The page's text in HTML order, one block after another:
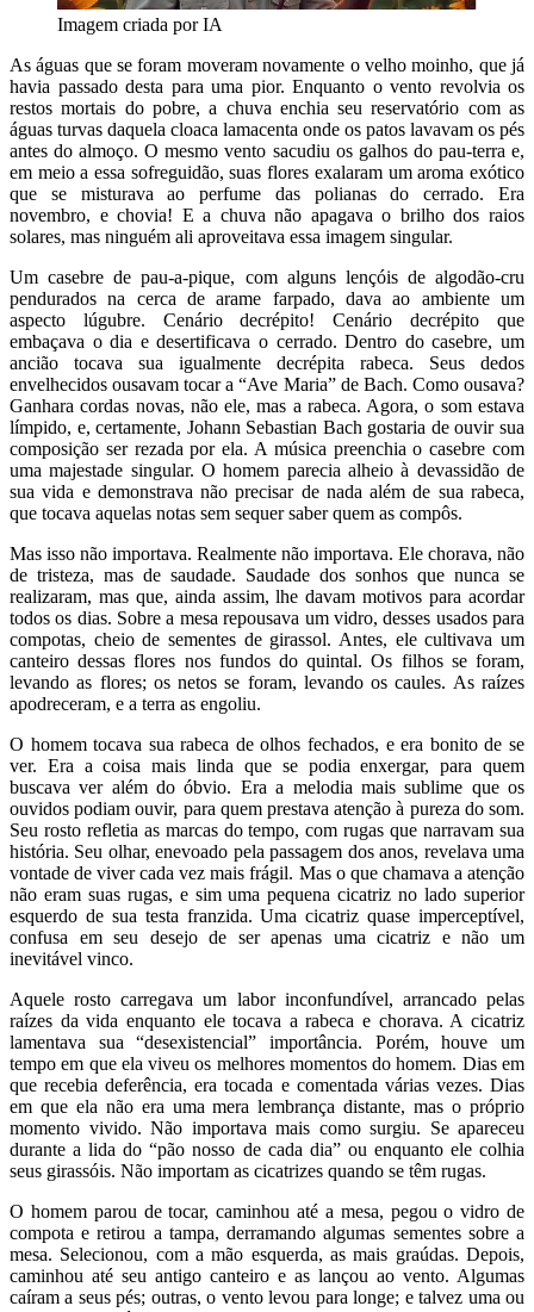
Imagem criada por IA
As águas que se foram moveram novamente o velho moinho, que já
havia passado desta para uma pior. Enquanto o vento revolvia os
restos mortais do pobre, a chuva enchia seu reservatório com as
águas turvas daquela cloaca lamacenta onde os patos lavavam os pés
antes do almoço. O mesmo vento sacudiu os galhos do pau-terra e,
em meio a essa sofreguidão, suas flores exalaram um aroma exótico
que se misturava ao perfume das polianas do cerrado. Era
novembro, e chovia! E a chuva não apagava o brilho dos raios
solares, mas ninguém ali aproveitava essa imagem singular.
Um casebre de pau-a-pique, com alguns lençóis de algodão-cru
pendurados na cerca de arame farpado, dava ao ambiente um
aspecto lúgubre. Cenário decrépito! Cenário decrépito que
embaçava o dia e desertificava o cerrado. Dentro do casebre, um
ancião tocava sua igualmente decrépita rabeca. Seus dedos
envelhecidos ousavam tocar a “Ave Maria” de Bach. Como ousava?
Ganhara cordas novas, não ele, mas a rabeca. Agora, o som estava
límpido, e, certamente, Johann Sebastian Bach gostaria de ouvir sua
composição ser rezada por ela. A música preenchia o casebre com
uma majestade singular. O homem parecia alheio à devassidão de
sua vida e demonstrava não precisar de nada além de sua rabeca,
que tocava aquelas notas sem sequer saber quem as compôs.
Mas isso não importava. Realmente não importava. Ele chorava, não
de tristeza, mas de saudade. Saudade dos sonhos que nunca se
realizaram, mas que, ainda assim, lhe davam motivos para acordar
todos os dias. Sobre a mesa repousava um vidro, desses usados para
compotas, cheio de sementes de girassol. Antes, ele cultivava um
canteiro dessas flores nos fundos do quintal. Os filhos se foram,
levando as flores; os netos se foram, levando os caules. As raízes
apodreceram, e a terra as engoliu.
O homem tocava sua rabeca de olhos fechados, e era bonito de se
ver. Era a coisa mais linda que se podia enxergar, para quem
buscava ver além do óbvio. Era a melodia mais sublime que os
ouvidos podiam ouvir, para quem prestava atenção à pureza do som.
Seu rosto refletia as marcas do tempo, com rugas que narravam sua
história. Seu olhar, enevoado pela passagem dos anos, revelava uma
vontade de viver cada vez mais frágil. Mas o que chamava a atenção
não eram suas rugas, e sim uma pequena cicatriz no lado superior
esquerdo de sua testa franzida. Uma cicatriz quase imperceptível,
confusa em seu desejo de ser apenas uma cicatriz e não um
inevitável vinco.
Aquele rosto carregava um labor inconfundível, arrancado pelas
raízes da vida enquanto ele tocava a rabeca e chorava. A cicatriz
lamentava sua “desexistencial” importância. Porém, houve um
tempo em que ela viveu os melhores momentos do homem. Dias em
que recebia deferência, era tocada e comentada várias vezes. Dias
em que ela não era uma mera lembrança distante, mas o próprio
momento vivido. Não importava mais como surgiu. Se apareceu
durante a lida do “pão nosso de cada dia” ou enquanto ele colhia
seus girassóis. Não importam as cicatrizes quando se têm rugas.
O homem parou de tocar, caminhou até a mesa, pegou o vidro de
compota e retirou a tampa, derramando algumas sementes sobre a
mesa. Selecionou, com a mão esquerda, as mais graúdas. Depois,
caminhou até seu antigo canteiro e as lançou ao vento. Algumas
caíram a seus pés; outras, o vento levou para longe; e talvez uma ou